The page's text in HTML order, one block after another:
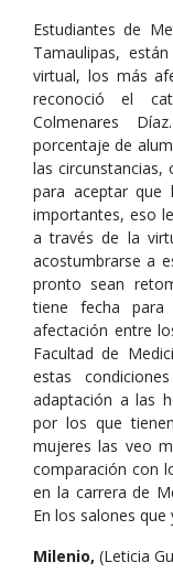
Estudiantes de
Tamaulipas,
virtual, los más
reconoció el
Colmenares
porcentaje de
las
para aceptar que
importantes, eso
a través de la
acostumbrarse a
pronto sean
tiene fecha
afectación entre
Facultad de
estas
adaptación a las
por los que
mujeres las veo
comparación con
en la carrera de
En los salones
Milenio, (Leticia